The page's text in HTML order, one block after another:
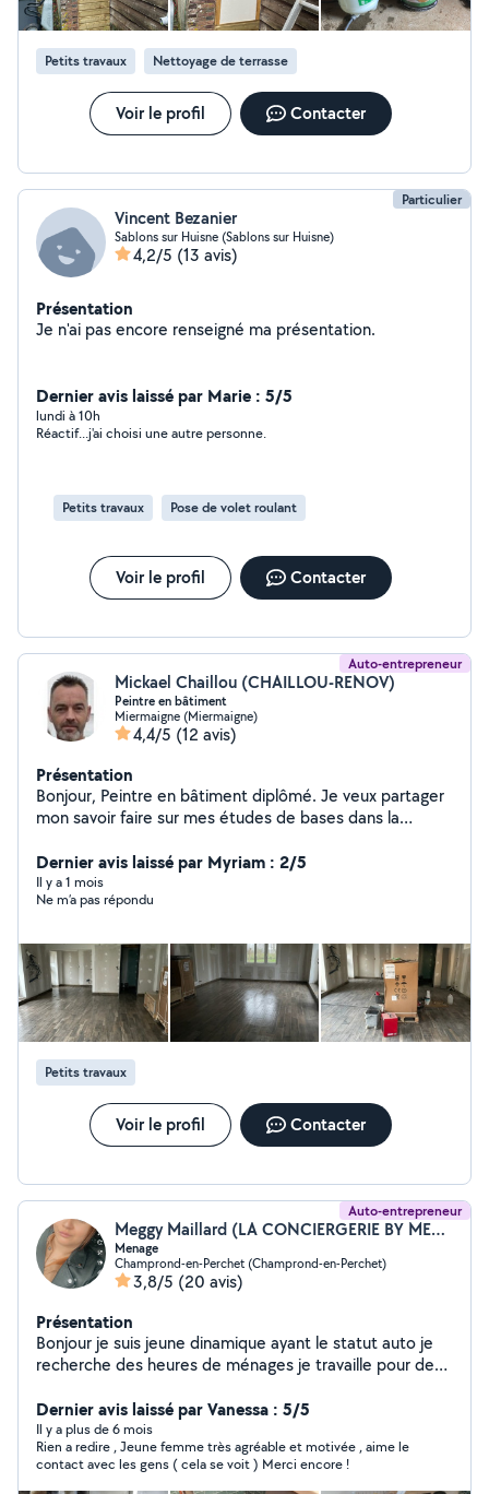
Petits travaux Nettoyage de terrasse
Voir le profil Contacter
Particulier
Vincent Bezanier
Sablons sur Huisne (Sablons sur Huisne)
4,2/5 (13 avis)
Présentation
Je n'ai pas encore renseigné ma présentation.
Dernier avis laissé par Marie : 5/5
lundi à 10h
Réactif...j'ai choisi une autre personne.
Petits travaux Pose de volet roulant
Voir le profil Contacter
Auto-entrepreneur
Mickael Chaillou (CHAILLOU-RENOV)
Peintre en bâtiment
Miermaigne (Miermaigne)
4,4/5 (12 avis)
Présentation
Bonjour, Peintre en bâtiment diplômé. Je veux partager
mon savoir faire sur mes études de bases dans la
très sérieux. N'hésitez pas à me contacter. Je ne fais
pas de travaux qui ne sont pas dans mon domaine.
Cordialement. Mr Chaillou
Dernier avis laissé par Myriam : 2/5
Il y a 1 mois
Ne m’a pas répondu
Petits travaux
Voir le profil Contacter
Auto-entrepreneur
Meggy Maillard (LA CONCIERGERIE BY MEGGY)
Menage
Champrond-en-Perchet (Champrond-en-Perchet)
3,8/5 (20 avis)
Présentation
Bonjour je suis jeune dinamique ayant le statut auto je
recherche des heures de ménages je travaille pour des
Dernier avis laissé par Vanessa : 5/5
Il y a plus de 6 mois
Rien a redire , Jeune femme très agréable et motivée , aime le
contact avec les gens ( cela se voit ) Merci encore !